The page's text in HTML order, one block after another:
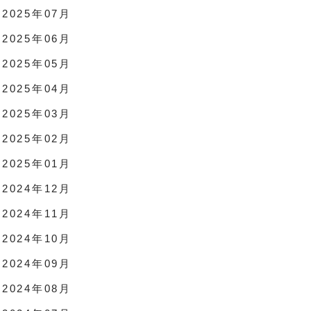
2025年07月
2025年06月
2025年05月
2025年04月
2025年03月
2025年02月
2025年01月
2024年12月
2024年11月
2024年10月
2024年09月
2024年08月